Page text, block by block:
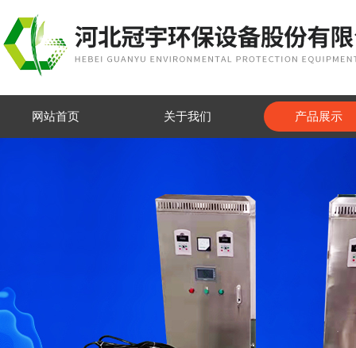
网站首页 关于我们 产品展示